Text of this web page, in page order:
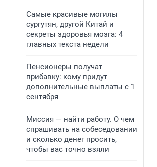
Самые красивые могилы
сургутян, другой Китай и
секреты здоровья мозга: 4
главных текста недели
Пенсионеры получат
прибавку: кому придут
дополнительные выплаты с 1
сентября
Миссия — найти работу. О чем
спрашивать на собеседовании
и сколько денег просить,
чтобы вас точно взяли